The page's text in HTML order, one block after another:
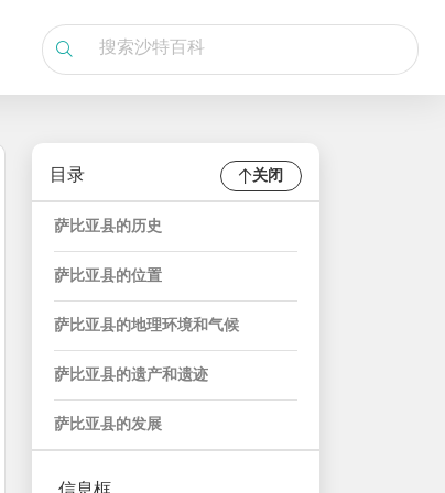
目录 关闭
萨比亚县的历史
萨比亚县的位置
萨比亚县的地理环境和气候
萨比亚县的遗产和遗迹
萨比亚县的发展